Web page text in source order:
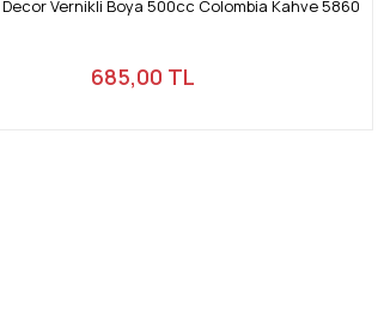
Vernikli Boya 500cc Colombia Kahve 5860
685,00 TL